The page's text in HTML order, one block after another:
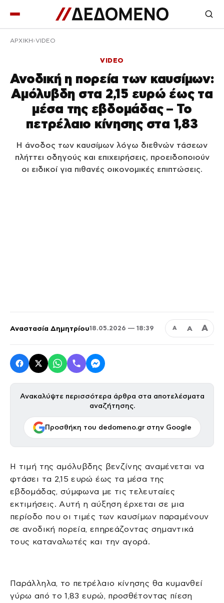
ΑΡΧΙΚΉ VIDEO
VIDEO
Ανοδική η πορεία των καυσίμων:
Αμόλυβδη στα 2,15 ευρώ έως τα
μέσα της εβδομάδας – Το
πετρέλαιο κίνησης στα 1,83
Η άνοδος των καυσίμων λόγω διεθνών τάσεων
πλήττει οδηγούς και επιχειρήσεις, προειδοποιούν
οι ειδικοί για πιθανές οικονομικές επιπτώσεις.
Αναστασία Δημητρίου18.05.2026 — 18:39 Α Α Α
Ανακαλύψτε περισσότερα άρθρα στα αποτελέσματα
αναζήτησης.
Προσθήκη του dedomeno.gr στην Google
Η τιμή της αμόλυβδης βενζίνης αναμένεται να
φτάσει τα 2,15 ευρώ έως τα μέσα της
εβδομάδας, σύμφωνα με τις τελευταίες
εκτιμήσεις. Αυτή η αύξηση έρχεται σε μια
περίοδο που οι τιμές των καυσίμων παραμένουν
σε ανοδική πορεία, επηρεάζοντας σημαντικά
τους καταναλωτές και την αγορά.
Παράλληλα, το πετρέλαιο κίνησης θα κυμανθεί
γύρω από το 1,83 ευρώ, προσθέτοντας πίεση